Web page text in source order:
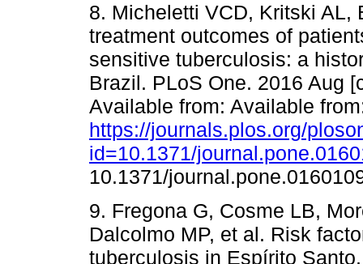
8. Micheletti VCD, Kritski AL,
treatment outcomes of
sensitive tuberculosis: a
Brazil. PLoS One. 2016 Aug
Available from: Available
https://journals.plos.org/
id=10.1371/
10.1371/
9. Fregona G, Cosme LB,
Dalcolmo MP, et al. Risk
tuberculosis in Espírito